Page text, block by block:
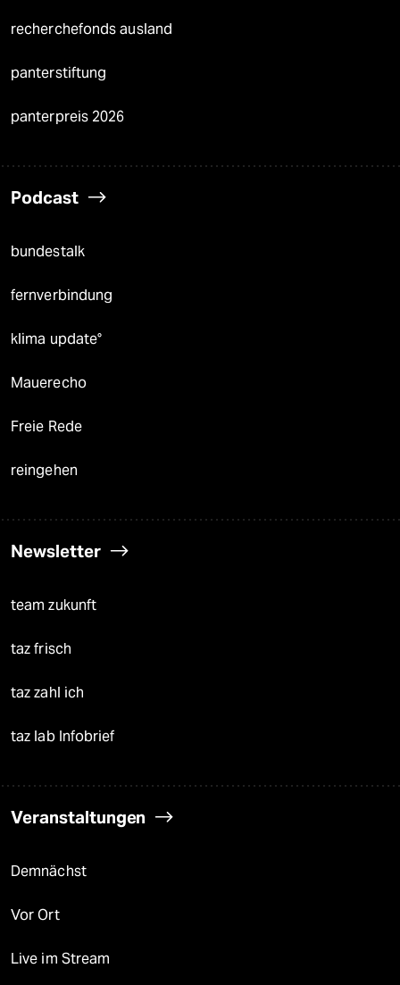
recherchefonds ausland
panterstiftung
panterpreis 2026
Podcast
bundestalk
fernverbindung
klima update°
Mauerecho
Freie Rede
reingehen
Newsletter
team zukunft
taz frisch
taz zahl ich
taz lab Infobrief
Veranstaltungen
Demnächst
Vor Ort
Live im Stream